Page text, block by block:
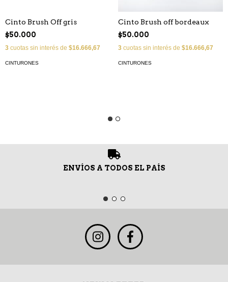
Cinto Brush Off gris
$50.000
3 cuotas sin interés de $16.666,67
CINTURONES
Cinto Brush off bordeaux
$50.000
3cuotas sin interés de $16.666,67
CINTURONES
ENVÍOS A TODOS EL PAÍS